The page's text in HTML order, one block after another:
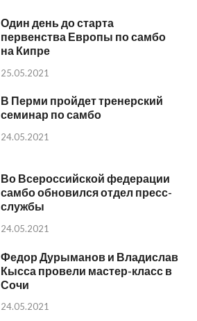
Один день до старта
первенства Европы по самбо
на Кипре
25.05.2021
В Перми пройдет тренерский
семинар по самбо
24.05.2021
Во Всероссийской федерации
самбо обновился отдел пресс-
службы
24.05.2021
Федор Дурыманов и Владислав
Кысса провели мастер-класс в
Сочи
24.05.2021